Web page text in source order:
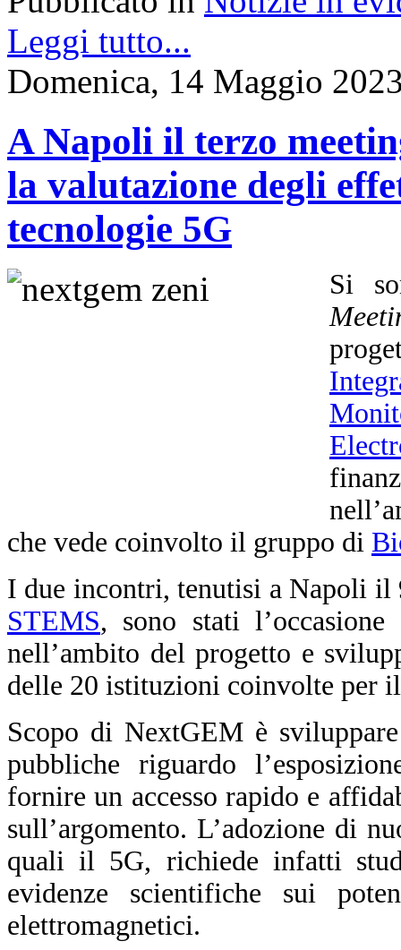
Leggi tutto...
Domenica, 14 Maggio
A Napoli il terzo
la valutazione degli
tecnologie 5G
Si
che vede coinvolto il gruppo di
I due incontri, tenutisi a Napoli il
STEMS, sono stati
nell’ambito del progetto e
delle 20 istituzioni coinvolte per
Scopo di NextGEM è
pubbliche riguardo
fornire un accesso rapido e
sull’argomento. L’adozione di
quali il 5G, richiede infatti
evidenze scientifiche sui
elettromagnetici.